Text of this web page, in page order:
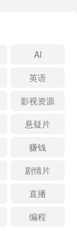
AI
英语
影视资源
悬疑片
赚钱
剧情片
直播
编程